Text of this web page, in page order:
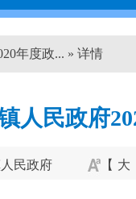
年度政... » 详情
人民政府
民政府 【 大